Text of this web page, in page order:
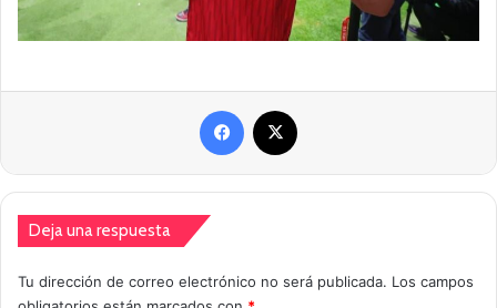
Facebook
Deja una respuesta
Tu dirección de correo electrónico no será publicada. Los campos